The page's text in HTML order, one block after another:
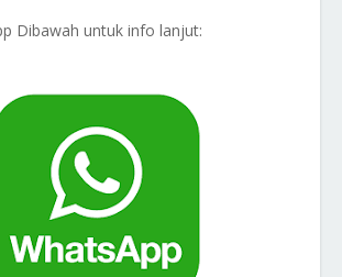
Dibawah untuk info lanjut: